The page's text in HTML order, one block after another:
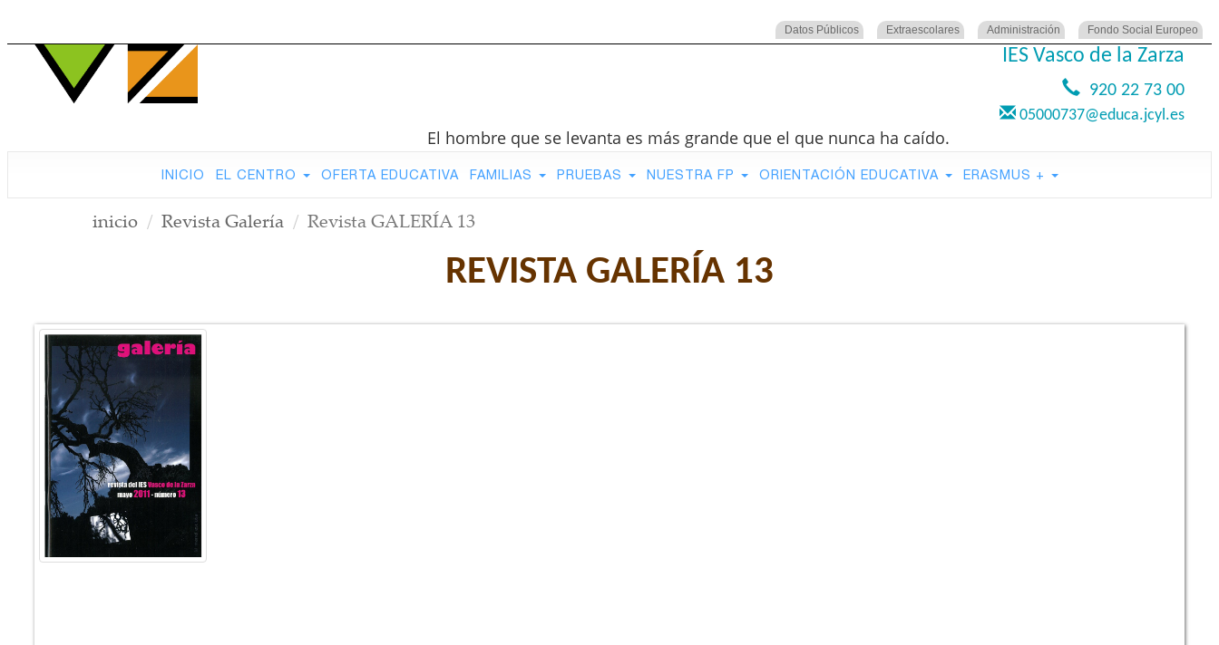
Datos Públicos Extraescolares Administración Fondo Social Europeo
IES Vasco de la Zarza
920 22 73 00
05000737@educa.jcyl.es
El hombre que se levanta es más grande que el que nunca ha caído.
INICIO EL CENTRO OFERTA EDUCATIVA FAMILIAS PRUEBAS NUESTRA FP ORIENTACIÓN EDUCATIVA ERASMUS +
inicio Revista Galería Revista GALERÍA 13
REVISTA GALERÍA 13